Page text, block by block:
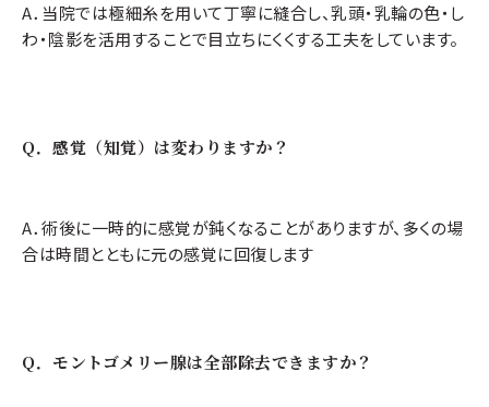
A．当院では極細糸を用いて丁寧に縫合し、乳頭・乳輪の色・し
わ・陰影を活用することで目立ちにくくする工夫をしています。
Q．感覚（知覚）は変わりますか？
A．術後に一時的に感覚が鈍くなることがありますが、多くの場
合は時間とともに元の感覚に回復します
Q．モントゴメリー腺は全部除去できますか？